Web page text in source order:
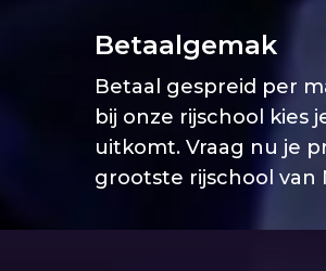
Betaalgemak
Betaal gespreid per
bij onze rijschool kies
uitkomt. Vraag nu je
grootste rijschool van